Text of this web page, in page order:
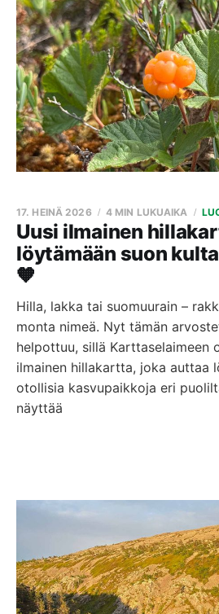
Uusi ilmainen
löytämään suon
🧡
17. HEINÄ 2026 4 MIN LUKUAIKA
Hilla, lakka tai suomuurain –
monta nimeä. Nyt tämän
helpottuu, sillä Karttaselaimeen
ilmainen hillakartta, joka auttaa
otollisia kasvupaikkoja eri
näyttää